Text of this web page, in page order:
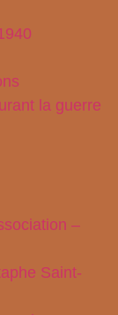
la guerre
–
Saint-